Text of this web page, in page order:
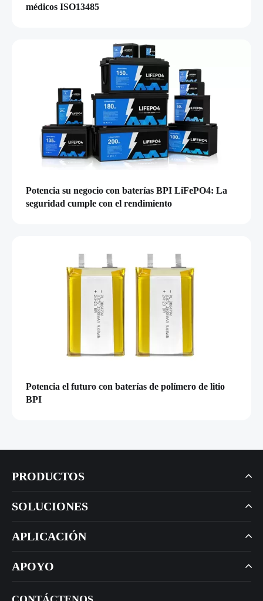
médicos ISO13485
Potencia su negocio con baterías BPI LiFePO4: La
seguridad cumple con el rendimiento
Potencia el futuro con baterías de polímero de litio
BPI
PRODUCTOS
SOLUCIONES
APLICACIÓN
APOYO